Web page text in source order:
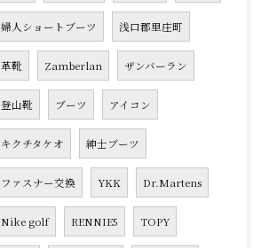
婦人ショートブーツ 浅口郡里庄町
革靴 Zamberlan ザンバーラン
登山靴 ブーツ アイコン
キクチタケオ 紳士ブーツ
ファスナー交換 YKK Dr.Martens
Nike golf RENNIE5 TOPY